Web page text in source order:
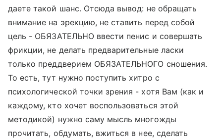
даете такой шанс. Отсюда вывод: не обращать
внимание на эрекцию, не ставить перед собой
цель - ОБЯЗАТЕЛЬНО ввести пенис и совершать
фрикции, не делать предварительные ласки
только преддверием ОБЯЗАТЕЛЬНОГО сношения.
То есть, тут нужно поступить хитро с
психологической точки зрения - хотя Вам (как и
каждому, кто хочет воспользоваться этой
методикой) нужно саму мысль многожды
прочитать, обдумать, вжиться в нее, сделать